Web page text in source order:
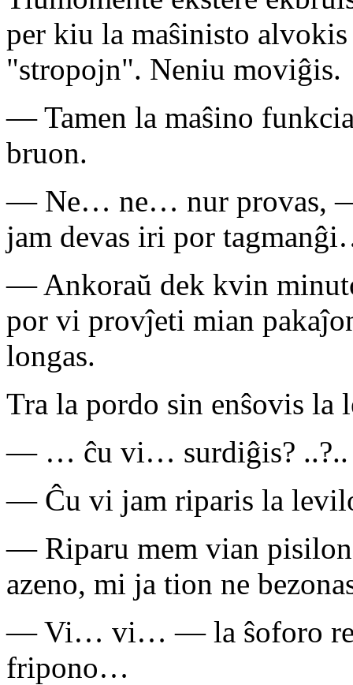
per kiu la maŝinisto
"stropojn". Neniu moviĝis.
— Tamen la maŝino
bruon.
— Ne… ne… nur provas,
jam devas iri por
— Ankoraŭ dek kvin
por vi provĵeti mian
longas.
Tra la pordo sin enŝovis la
— … ĉu vi… surdiĝis?
— Ĉu vi jam riparis la
— Riparu mem vian
azeno, mi ja tion ne
— Vi… vi… — la ŝoforo
fripono…